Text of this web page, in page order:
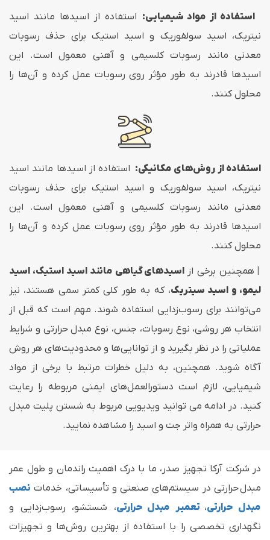
استفاده از مواد شیمیایی: استفاده از اسیدها مانند اسید
نیتریک، اسید سولفوریک و اسید استیک برای حذف رسوبات
معدنی مانند رسوبات کلسیمی و آهنی معمول است. این
اسیدها قادرند به طور مؤثر روی رسوبات عمل کرده و آن‌ها را
محلول کنند.
استفاده از روش‌های مکانیکی: استفاده از اسیدها مانند اسید
نیتریک، اسید سولفوریک و اسید استیک برای حذف رسوبات
معدنی مانند رسوبات کلسیمی و آهنی معمول است. این
اسیدها قادرند به طور مؤثر روی رسوبات عمل کرده و آن‌ها را
محلول کنند.
همچنین برخی ازاسیدهای گیاهی مانند اسید استیک، اسید
لیمو، و اسید سیتریک، که به طور کلی کمتر سمی هستند، نیز
می‌توانند برای رسوب‌زدایی استفاده شوند. مهم است که قبل از
انتخاب هر روشی، نوع رسوبات، جنس، نوع مبدل حرارتی و شرایط
عملیاتی را در نظر بگیرید و از توانایی‌ها و محدودیت‌های هر روش
آگاه شوید. همچنین، به دلیل خطرات مرتبط با برخی از مواد
شیمیایی، لازم است دستورالعمل‌های ایمنی مربوطه را رعایت
کنید. در ادامه می توانید ویدیویی مربوط به شستن پلیت مبدل
حرارتی به همراه واتر جت و اسید را مشاهده نمایید.
در شرکت آرکا تجهیز صدر، ما با درک اهمیت راندمان و طول عمر
مبدل‌ حرارتی در سیستم‌های صنعتی و تأسیساتی، خدمات نصب
مبدل حرارتی، تعمیر مبدل حرارتی، شستشو، رسوب‌زدایی و
نگهداری تخصصی را با استفاده از بهترین روش‌ها و تجهیزات